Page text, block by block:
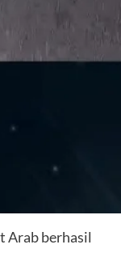
Arab berhasil